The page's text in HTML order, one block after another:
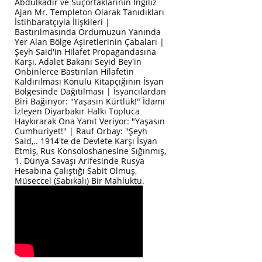
Ajan Mr. Templeton Olarak Tanıdıkları
İstihbaratçıyla İlişkileri |
Bastırılmasında Ordumuzun Yanında
Yer Alan Bölge Aşiretlerinin Çabaları |
Şeyh Said'in Hilafet Propagandasına
Karşı, Adalet Bakanı Seyid Bey'in
Onbinlerce Bastırılan Hilafetin
Kaldırılması Konulu Kitapçığının İsyan
Bölgesinde Dağıtılması | İsyancılardan
Biri Bağırıyor: "Yaşasın Kürtlük!" İdamı
İzleyen Diyarbakır Halkı Topluca
Haykırarak Ona Yanıt Veriyor: "Yaşasın
Cumhuriyet!" | Rauf Orbay: "Şeyh
Said,.. 1914'te de Devlete Karşı İsyan
Etmiş, Rus Konsoloshanesine Sığınmış,
1. Dünya Savaşı Arifesinde Rusya
Hesabına Çalıştığı Sabit Olmuş,
Müseccel (Sabıkalı) Bir Mahluktu.